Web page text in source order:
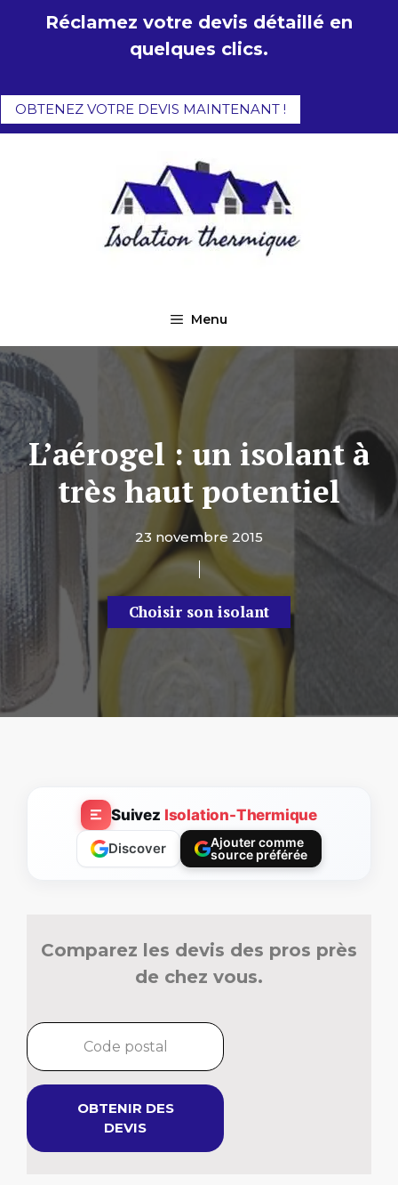
Réclamez votre devis détaillé en
quelques clics.
OBTENEZ VOTRE DEVIS MAINTENANT !
Menu
L’aérogel : un isolant à
très haut potentiel
23 novembre 2015
Choisir son isolant
Suivez Isolation-Thermique
Discover
Ajouter comme
source préférée
Comparez les devis des pros près
de chez vous.
OBTENIR DES
DEVIS